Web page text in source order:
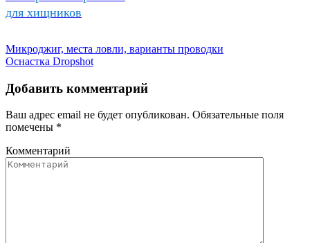
для хищников
Микроджиг, места ловли, варианты проводки
Оснастка Dropshot
Добавить комментарий
Ваш адрес email не будет опубликован. Обязательные поля
помечены *
Комментарий